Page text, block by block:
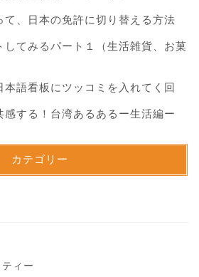
て、日本の免許に切り替える方法
してみるパート１（生活雑貨、お菓
本語看板にツッコミを入れてく回
感する！台湾あるあるー生活編ー
カテゴリー
ィー